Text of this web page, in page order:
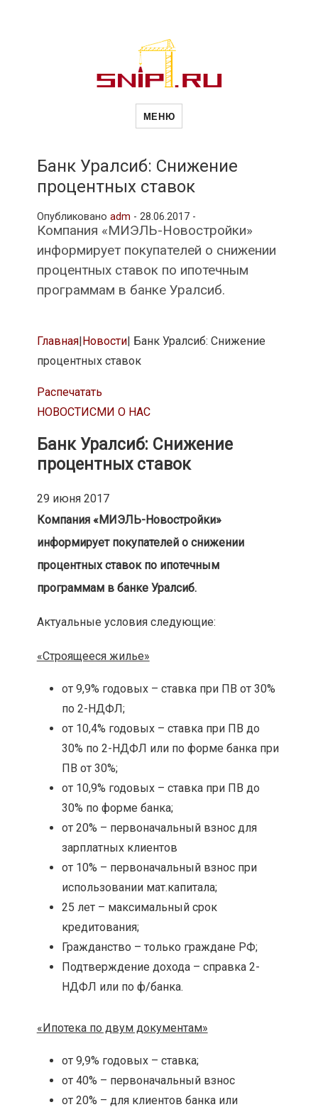
Новости
и
рубрики
МЕНЮ
Банк Уралсиб: Снижение
процентных ставок
Опубликовано adm - 28.06.2017 -
Компания «МИЭЛЬ-Новостройки»
информирует покупателей о снижении
процентных ставок по ипотечным
программам в банке Уралсиб.
Главная| Новости|
Банк Уралсиб: Снижение
процентных ставок
Распечатать
НОВОСТИСМИ О НАС
Банк Уралсиб: Снижение
процентных ставок
29 июня 2017
Компания «МИЭЛЬ-Новостройки»
информирует покупателей о снижении
процентных ставок по ипотечным
программам в банке Уралсиб.
Актуальные условия следующие:
«Строящееся жилье»
от 9,9% годовых – ставка при ПВ от 30%
по 2-НДФЛ;
от 10,4% годовых – ставка при ПВ до
30% по 2-НДФЛ или по форме банка при
ПВ от 30%;
от 10,9% годовых – ставка при ПВ до
30% по форме банка;
от 20% – первоначальный взнос для
зарплатных клиентов
от 10% – первоначальный взнос при
использовании мат.капитала;
25 лет – максимальный срок
кредитования;
Гражданство – только граждане РФ;
Подтверждение дохода – справка 2-
НДФЛ или по ф/банка.
«Ипотека по двум документам»
от 9,9% годовых – ставка;
от 40% – первоначальный взнос
от 20% – для клиентов банка или